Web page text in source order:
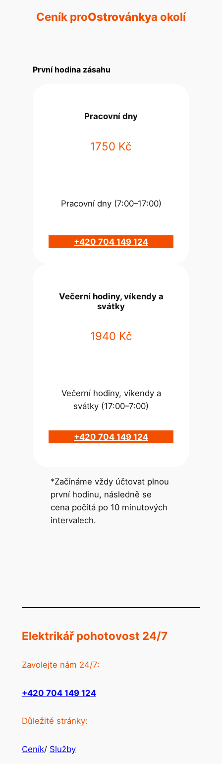
Ceník proOstrovánkya okolí
První hodina zásahu
Pracovní dny
1750 Kč
Pracovní dny (7:00–17:00)
+420 704 149 124
Večerní hodiny, víkendy a
svátky
1940 Kč
Večerní hodiny, víkendy a
svátky (17:00–7:00)
+420 704 149 124
*Začínáme vždy účtovat plnou
první hodinu, následně se
cena počítá po 10 minutových
intervalech.
Elektrikář pohotovost 24/7
Zavolejte nám 24/7:
+420 704 149 124
Důležité stránky:
Ceník/ Služby